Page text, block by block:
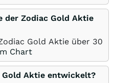
der Zodiac Gold Aktie
Gold Aktie über 30
Chart
Aktie entwickelt?